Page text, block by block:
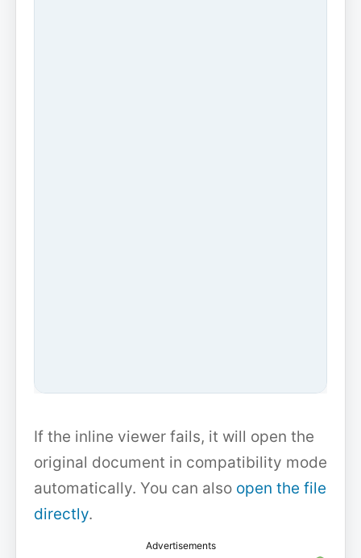
If the inline viewer fails, it will open the
original document in compatibility mode
automatically. You can also open the file
directly.
Advertisements